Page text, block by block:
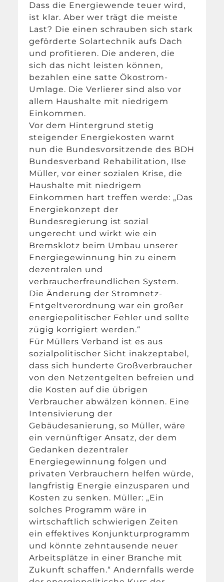
Dass die Energiewende teuer wird,
ist klar. Aber wer trägt die meiste
Last? Die einen schrauben sich stark
geförderte Solartechnik aufs Dach
und profitieren. Die anderen, die
sich das nicht leisten können,
bezahlen eine satte Ökostrom-
Umlage. Die Verlierer sind also vor
allem Haushalte mit niedrigem
Einkommen.
Vor dem Hintergrund stetig
steigender Energiekosten warnt
nun die Bundesvorsitzende des BDH
Bundesverband Rehabilitation, Ilse
Müller, vor einer sozialen Krise, die
Haushalte mit niedrigem
Einkommen hart treffen werde: „Das
Energiekonzept der
Bundesregierung ist sozial
ungerecht und wirkt wie ein
Bremsklotz beim Umbau unserer
Energiegewinnung hin zu einem
dezentralen und
verbraucherfreundlichen System.
Die Änderung der Stromnetz-
Entgeltverordnung war ein großer
energiepolitischer Fehler und sollte
zügig korrigiert werden.“
Für Müllers Verband ist es aus
sozialpolitischer Sicht inakzeptabel,
dass sich hunderte Großverbraucher
von den Netzentgelten befreien und
die Kosten auf die übrigen
Verbraucher abwälzen können. Eine
Intensivierung der
Gebäudesanierung, so Müller, wäre
ein vernünftiger Ansatz, der dem
Gedanken dezentraler
Energiegewinnung folgen und
privaten Verbrauchern helfen würde,
langfristig Energie einzusparen und
Kosten zu senken. Müller: „Ein
solches Programm wäre in
wirtschaftlich schwierigen Zeiten
ein effektives Konjunkturprogramm
und könnte zehntausende neuer
Arbeitsplätze in einer Branche mit
Zukunft schaffen.“ Andernfalls werde